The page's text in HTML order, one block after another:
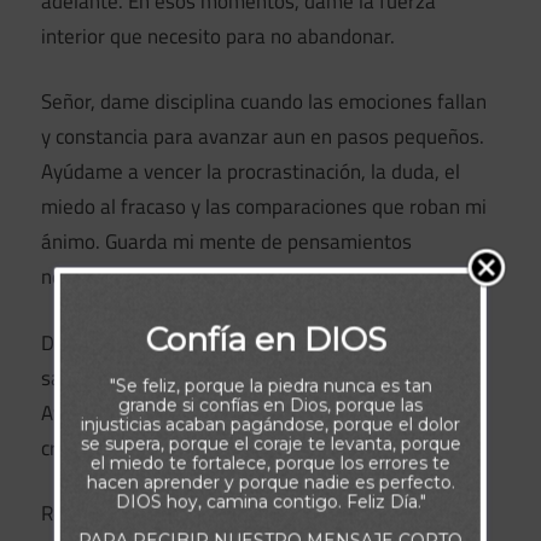
interior que necesito para no abandonar.
Señor, dame disciplina cuando las emociones fallan
y constancia para avanzar aun en pasos pequeños.
Ayúdame a vencer la procrastinación, la duda, el
miedo al fracaso y las comparaciones que roban mi
ánimo. Guarda mi mente de pensamientos
negativos y mi corazón del desánimo.
Dame paciencia para esperar los resultados y
sabiduría para aprender durante el proceso.
Ayúdame a superar los obstáculos externos, las
críticas y los contratiempos sin perder el enfoque.
Renueva mi motivación cada día. Recuérdame que
Confía en DIOS
"Se feliz, porque la piedra nunca es tan
grande si confías en Dios, porque las
injusticias acaban pagándose, porque el dolor
se supera, porque el coraje te levanta, porque
el miedo te fortalece, porque los errores te
hacen aprender y porque nadie es perfecto.
DIOS hoy, camina contigo. Feliz Día."